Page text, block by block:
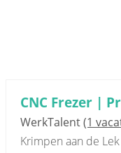
CNC Frezer |
WerkTalent(1
Krimpen aan de Lek